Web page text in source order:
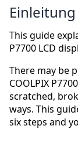
Einleitung
This guide
P7700 LCD
There may be
COOLPIX
scratched,
ways. This
six steps and